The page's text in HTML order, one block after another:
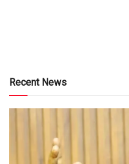
Recent News